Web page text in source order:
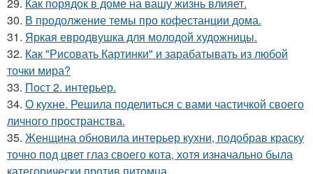
30. В продолжение темы про кофестанции дома.
31. Яркая евродвушка для молодой художницы.
32. Как "Рисовать Картинки" и зарабатывать из любой
точки мира?
33. Пост 2. интерьер.
34. О кухне. Решила поделиться с вами частичкой своего
личного пространства.
35. Женщина обновила интерьер кухни, подобрав краску
точно под цвет глаз своего кота, хотя изначально была
категорически против питомца.